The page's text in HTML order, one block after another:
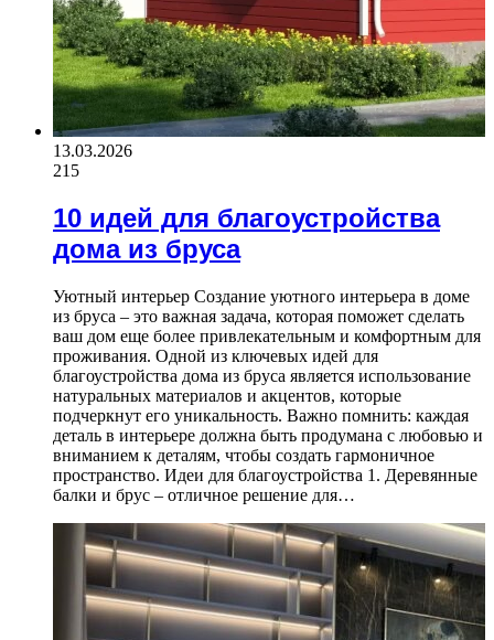
13.03.2026
215
10 идей для благоустройства
дома из бруса
Уютный интерьер Создание уютного интерьера в доме
из бруса – это важная задача, которая поможет сделать
ваш дом еще более привлекательным и комфортным для
проживания. Одной из ключевых идей для
благоустройства дома из бруса является использование
натуральных материалов и акцентов, которые
подчеркнут его уникальность. Важно помнить: каждая
деталь в интерьере должна быть продумана с любовью и
вниманием к деталям, чтобы создать гармоничное
пространство. Идеи для благоустройства 1. Деревянные
балки и брус – отличное решение для…